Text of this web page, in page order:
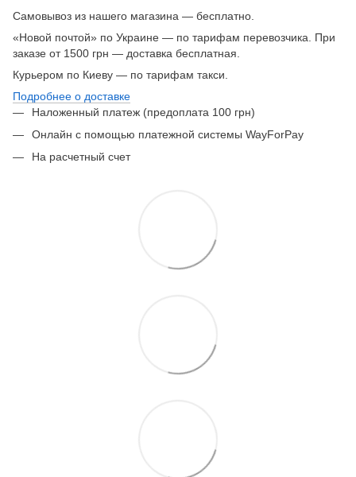
Самовывоз из нашего магазина — бесплатно.
«Новой почтой» по Украине — по тарифам перевозчика. При
заказе от 1500 грн — доставка бесплатная.
Курьером по Киеву — по тарифам такси.
Подробнее о доставке
Наложенный платеж (предоплата 100 грн)
Онлайн с помощью платежной системы WayForPay
На расчетный счет